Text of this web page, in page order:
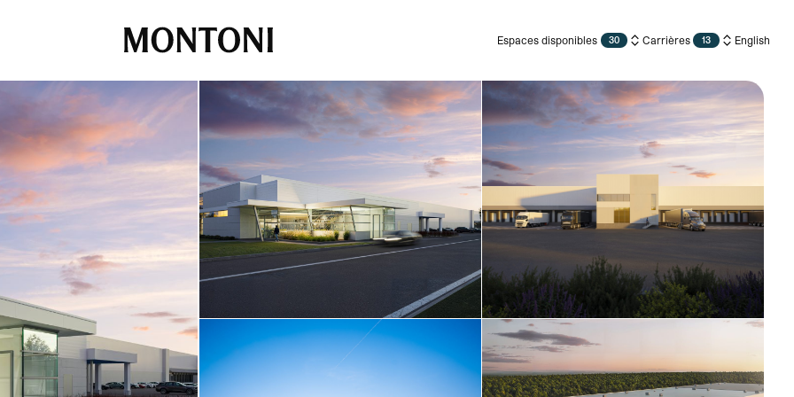
Espaces disponibles 30 Carrières 13 English